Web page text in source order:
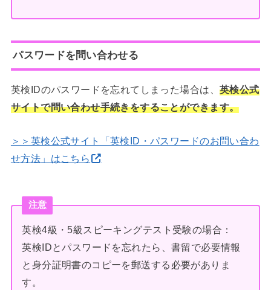
パスワードを問い合わせる
英検IDのパスワードを忘れてしまった場合は、 英検公式
サイトで問い合わせ手続きをすることができます。
＞＞英検公式サイト「英検ID・パスワードのお問い合わ
せ方法」はこちら
注意
英検4級・5級スピーキングテスト受験の場合：
英検IDとパスワードを忘れたら、書留で必要情報
と身分証明書のコピーを郵送する必要がありま
す。